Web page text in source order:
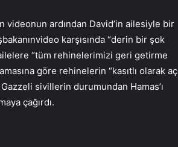
videonun ardından David’in ailesiyle bir
karşısında “derin bir şok
“tüm rehinelerimizi geri getirme
göre rehinelerin “kasıtlı olarak aç
sivillerin durumundan Hamas’ı
çağırdı.